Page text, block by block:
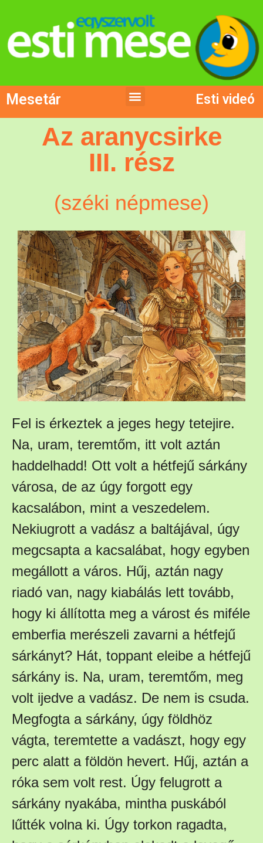
Mesetár Esti videó
Az aranycsirke
III. rész
(széki népmese)
Fel is érkeztek a jeges hegy tetejire.
Na, uram, teremtőm, itt volt aztán
haddelhadd! Ott volt a hétfejű sárkány
városa, de az úgy forgott egy
kacsalábon, mint a veszedelem.
Nekiugrott a vadász a baltájával, úgy
megcsapta a kacsalábat, hogy egyben
megállott a város. Hűj, aztán nagy
riadó van, nagy kiabálás lett tovább,
hogy ki állította meg a várost és miféle
emberfia merészeli zavarni a hétfejű
sárkányt? Hát, toppant eleibe a hétfejű
sárkány is. Na, uram, teremtőm, meg
volt ijedve a vadász. De nem is csuda.
Megfogta a sárkány, úgy földhöz
vágta, teremtette a vadászt, hogy egy
perc alatt a földön hevert. Hűj, aztán a
róka sem volt rest. Úgy felugrott a
sárkány nyakába, mintha puskából
lűtték volna ki. Úgy torkon ragadta,